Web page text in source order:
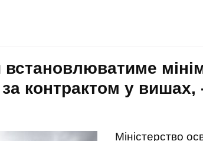
встановлюватиме
контрактом у вишах,
Міністерство